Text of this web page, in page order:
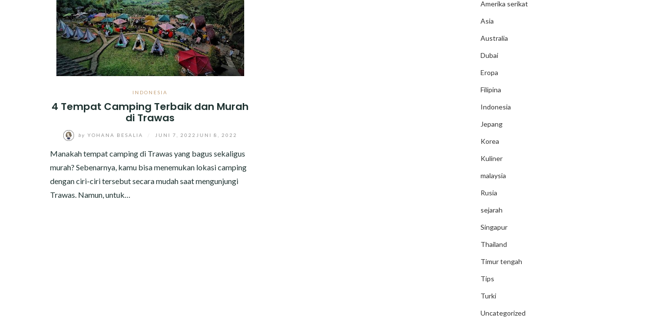
INDONESIA
4 Tempat Camping Terbaik dan Murah
di Trawas
by YOHANA BESALIA JUNI 7, 2022 JUNI 8, 2022
Manakah tempat camping di Trawas yang bagus sekaligus
murah? Sebenarnya, kamu bisa menemukan lokasi camping
dengan ciri-ciri tersebut secara mudah saat mengunjungi
Trawas. Namun, untuk…
Amerika serikat
Asia
Australia
Dubai
Eropa
Filipina
Indonesia
Jepang
Korea
Kuliner
malaysia
Rusia
sejarah
Singapur
Thailand
Timur tengah
Tips
Turki
Uncategorized